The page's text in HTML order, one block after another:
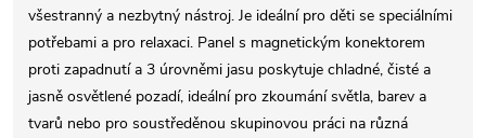
všestranný a nezbytný nástroj. Je ideální pro děti se speciálními
potřebami a pro relaxaci. Panel s magnetickým konektorem
proti zapadnutí a 3 úrovněmi jasu poskytuje chladné, čisté a
jasně osvětlené pozadí, ideální pro zkoumání světla, barev a
tvarů nebo pro soustředěnou skupinovou práci na různá